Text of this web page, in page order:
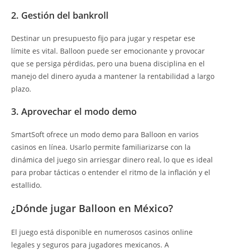
2. Gestión del bankroll
Destinar un presupuesto fijo para jugar y respetar ese
límite es vital. Balloon puede ser emocionante y provocar
que se persiga pérdidas, pero una buena disciplina en el
manejo del dinero ayuda a mantener la rentabilidad a largo
plazo.
3. Aprovechar el modo demo
SmartSoft ofrece un modo demo para Balloon en varios
casinos en línea. Usarlo permite familiarizarse con la
dinámica del juego sin arriesgar dinero real, lo que es ideal
para probar tácticas o entender el ritmo de la inflación y el
estallido.
¿Dónde jugar Balloon en México?
El juego está disponible en numerosos casinos online
legales y seguros para jugadores mexicanos. A